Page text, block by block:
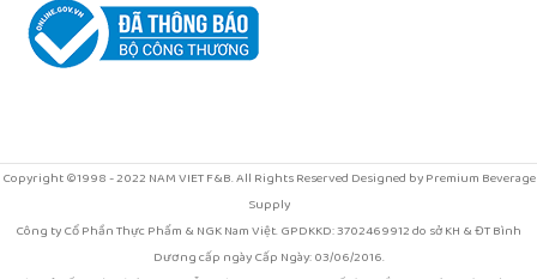
Copyright ©1998 - 2022 NAM VIET F&B. All Rights Reserved Designed by Premium Beverage
Supply
Công ty Cổ Phần Thực Phẩm & NGK Nam Việt. GPDKKD: 3702469912 do sở KH & ĐT Bình
Dương cấp ngày Cấp Ngày: 03/06/2016.